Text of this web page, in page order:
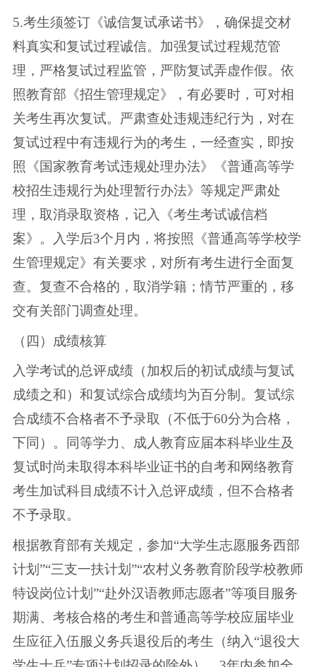
5.考生须签订《诚信复试承诺书》，确保提交材
料真实和复试过程诚信。加强复试过程规范管
理，严格复试过程监管，严防复试弄虚作假。依
照教育部《招生管理规定》，有必要时，可对相
关考生再次复试。严肃查处违规违纪行为，对在
复试过程中有违规行为的考生，一经查实，即按
照《国家教育考试违规处理办法》《普通高等学
校招生违规行为处理暂行办法》等规定严肃处
理，取消录取资格，记入《考生考试诚信档
案》。入学后3个月内，将按照《普通高等学校学
生管理规定》有关要求，对所有考生进行全面复
查。复查不合格的，取消学籍；情节严重的，移
交有关部门调查处理。
（四）成绩核算
入学考试的总评成绩（加权后的初试成绩与复试
成绩之和）和复试综合成绩均为百分制。复试综
合成绩不合格者不予录取（不低于60分为合格，
下同）。同等学力、成人教育应届本科毕业生及
复试时尚未取得本科毕业证书的自考和网络教育
考生加试科目成绩不计入总评成绩，但不合格者
不予录取。
根据教育部有关规定，参加“大学生志愿服务西部
计划”“三支一扶计划”“农村义务教育阶段学校教师
特设岗位计划”“赴外汉语教师志愿者”等项目服务
期满、考核合格的考生和普通高等学校应届毕业
生应征入伍服义务兵退役后的考生（纳入“退役大